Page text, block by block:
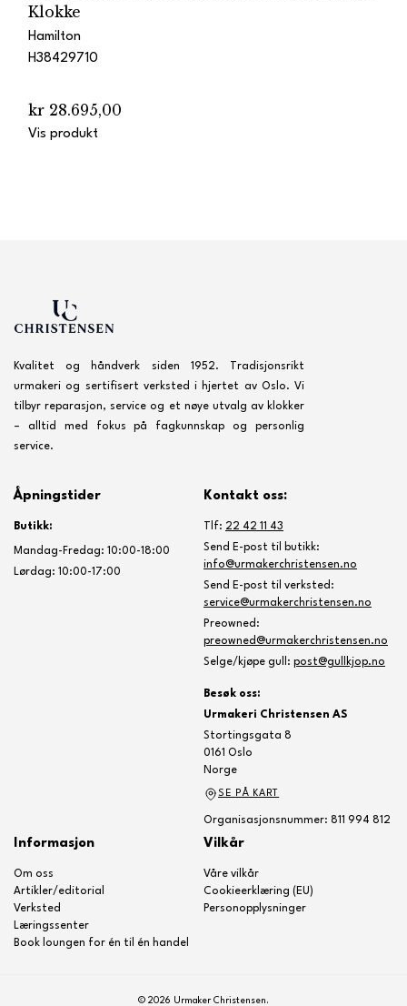
Klokke
Hamilton
H38429710
kr 28.695,00
Vis produkt
Kvalitet og håndverk siden 1952. Tradisjonsrikt
urmakeri og sertifisert verksted i hjertet av Oslo. Vi
tilbyr reparasjon, service og et nøye utvalg av klokker
– alltid med fokus på fagkunnskap og personlig
service.
Åpningstider
Butikk:
Mandag-Fredag: 10:00-18:00
Lørdag: 10:00-17:00
Kontakt oss:
Tlf: 22 42 11 43
Send E-post til butikk:
info@urmakerchristensen.no
Send E-post til verksted:
service@urmakerchristensen.no
Preowned:
preowned@urmakerchristensen.no
Selge/kjøpe gull: post@gullkjop.no
Besøk oss:
Urmakeri Christensen AS
Stortingsgata 8
0161 Oslo
Norge
SE PÅ KART
Organisasjonsnummer: 811 994 812
Informasjon
Om oss
Artikler/editorial
Verksted
Læringssenter
Book loungen for én til én handel
Vilkår
Våre vilkår
Cookieerklæring (EU)
Personopplysninger
© 2026 Urmaker Christensen.